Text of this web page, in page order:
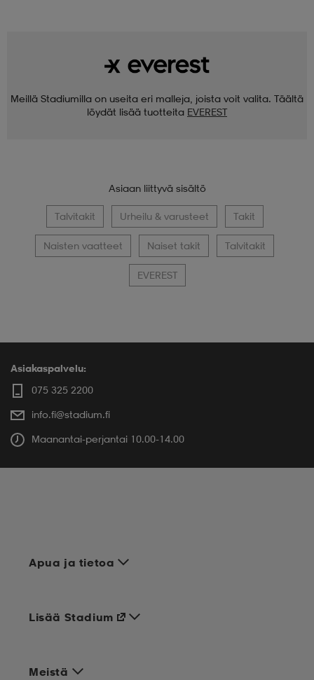
Meillä Stadiumilla on useita eri malleja, joista voit valita. Täältä
löydät lisää tuotteita EVEREST
Asiaan liittyvä sisältö
Talvitakit Urheilu & varusteet Takit
Naisten vaatteet Naiset takit Talvitakit
EVEREST
Asiakaspalvelu:
075 325 2200
info.fi@stadium.fi
Maanantai-perjantai 10.00-14.00
Apua ja tietoa
Meistä
Lisää Stadium